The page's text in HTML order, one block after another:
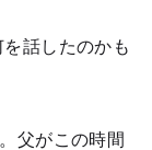
話したのかも
父がこの時間